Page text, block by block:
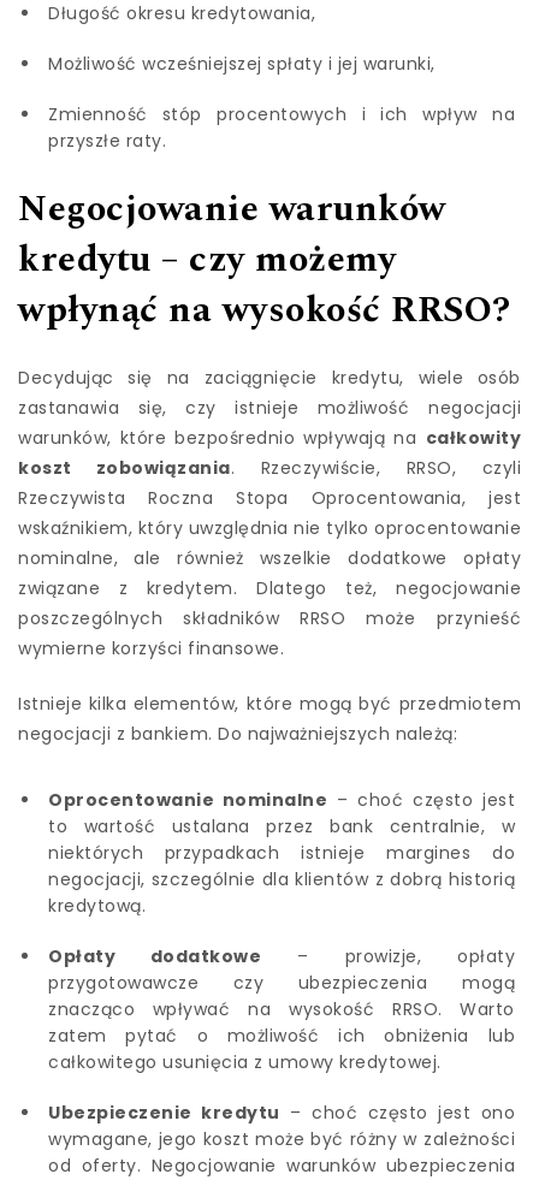
Długość okresu kredytowania,
Możliwość wcześniejszej spłaty i jej warunki,
Zmienność stóp procentowych i ich wpływ na
przyszłe raty.
Negocjowanie warunków
kredytu – czy możemy
wpłynąć na wysokość RRSO?
Decydując się na zaciągnięcie kredytu, wiele osób
zastanawia się, czy istnieje możliwość negocjacji
warunków, które bezpośrednio wpływają na całkowity
koszt zobowiązania. Rzeczywiście, RRSO, czyli
Rzeczywista Roczna Stopa Oprocentowania, jest
wskaźnikiem, który uwzględnia nie tylko oprocentowanie
nominalne, ale również wszelkie dodatkowe opłaty
związane z kredytem. Dlatego też, negocjowanie
poszczególnych składników RRSO może przynieść
wymierne korzyści finansowe.
Istnieje kilka elementów, które mogą być przedmiotem
negocjacji z bankiem. Do najważniejszych należą:
Oprocentowanie nominalne – choć często jest
to wartość ustalana przez bank centralnie, w
niektórych przypadkach istnieje margines do
negocjacji, szczególnie dla klientów z dobrą historią
kredytową.
Opłaty dodatkowe – prowizje, opłaty
przygotowawcze czy ubezpieczenia mogą
znacząco wpływać na wysokość RRSO. Warto
zatem pytać o możliwość ich obniżenia lub
całkowitego usunięcia z umowy kredytowej.
Ubezpieczenie kredytu – choć często jest ono
wymagane, jego koszt może być różny w zależności
od oferty. Negocjowanie warunków ubezpieczenia